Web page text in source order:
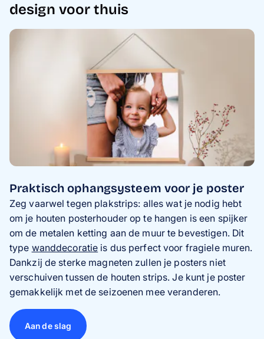
design voor thuis
Praktisch ophangsysteem voor je poster
Zeg vaarwel tegen plakstrips: alles wat je nodig hebt
om je houten posterhouder op te hangen is een spijker
om de metalen ketting aan de muur te bevestigen. Dit
type wanddecoratie is dus perfect voor fragiele muren.
Dankzij de sterke magneten zullen je posters niet
verschuiven tussen de houten strips. Je kunt je poster
gemakkelijk met de seizoenen mee veranderen.
Aan de slag